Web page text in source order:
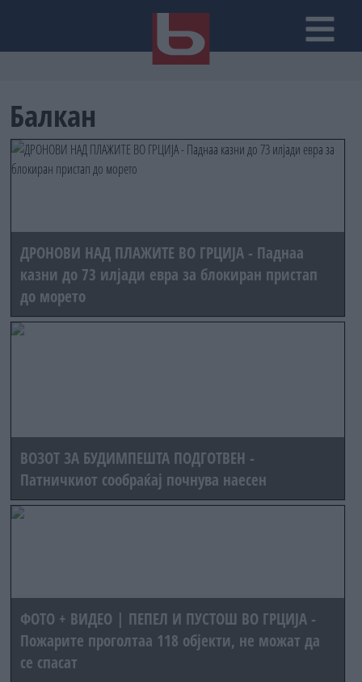
Балкан
ДРОНОВИ НАД ПЛАЖИТЕ ВО ГРЦИЈА - Паднаа
казни до 73 илјади евра за блокиран пристап
до морето
ВОЗОТ ЗА БУДИМПЕШТА ПОДГОТВЕН -
Патничкиот сообраќај почнува наесен
ФОТО + ВИДЕО | ПЕПЕЛ И ПУСТОШ ВО ГРЦИЈА -
Пожарите проголтаа 118 објекти, не можат да
се спасат